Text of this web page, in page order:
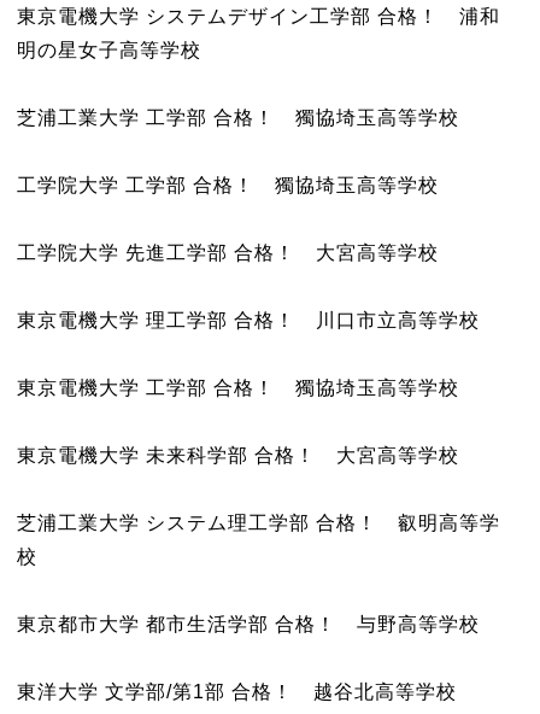
東京電機大学 システムデザイン工学部 合格！ 浦和
明の星女子高等学校
芝浦工業大学 工学部 合格！ 獨協埼玉高等学校
工学院大学 工学部 合格！ 獨協埼玉高等学校
工学院大学 先進工学部 合格！ 大宮高等学校
東京電機大学 理工学部 合格！ 川口市立高等学校
東京電機大学 工学部 合格！ 獨協埼玉高等学校
東京電機大学 未来科学部 合格！ 大宮高等学校
芝浦工業大学 システム理工学部 合格！ 叡明高等学
校
東京都市大学 都市生活学部 合格！ 与野高等学校
東洋大学 文学部/第1部 合格！ 越谷北高等学校